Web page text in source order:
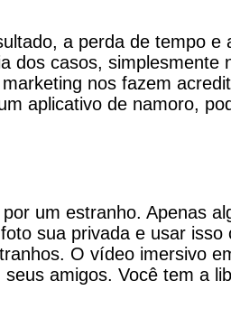
a perda de tempo e
dos casos, simplesmente
nos fazem
aplicativo de namoro,
um estranho. Apenas
sua privada e usar isso
O vídeo imersivo
amigos. Você tem a